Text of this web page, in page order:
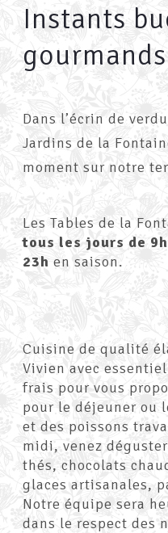
Instants
gourmands
Dans l’écrin de
Jardins de la
moment sur notre
Les Tables de la
tous les jours de
23h en saison.
Cuisine de qualité
Vivien avec
frais pour vous
pour le déjeuner ou
et des poissons
midi, venez
thés, chocolats
glaces artisanales,
Notre équipe sera
dans le respect des